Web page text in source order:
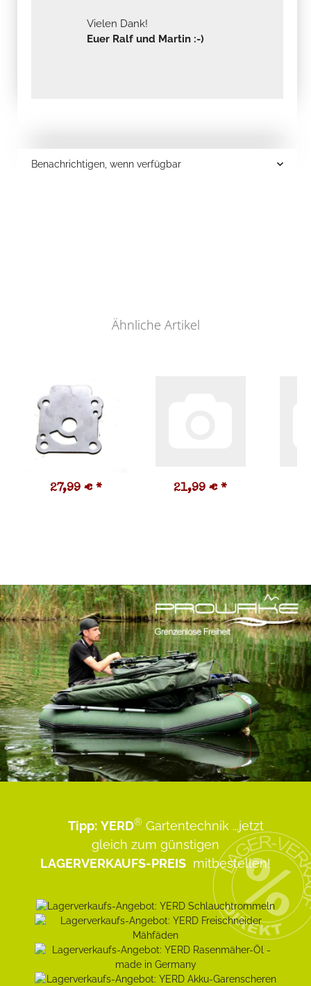
Vielen Dank!
Euer Ralf und Martin :-)
Benachrichtigen, wenn verfügbar
Ähnliche Artikel
27,99 € * 21,99 € *
Tipp: YERD® Gartentechnik ...jetzt
gleich zum günstigen
LAGERVERKAUFS-PREIS mitbestellen!